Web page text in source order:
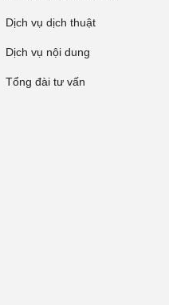
Dịch vụ dịch thuật
Dịch vụ nội dung
Tổng đài tư vấn